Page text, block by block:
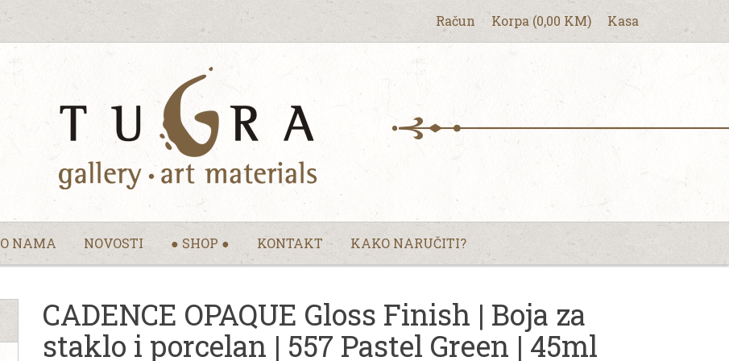
Račun Korpa (0,00 KM) Kasa
O NAMA NOVOSTI ● SHOP ● KONTAKT KAKO NARUČITI?
CADENCE OPAQUE Gloss Finish | Boja za
staklo i porcelan | 557 Pastel Green | 45ml